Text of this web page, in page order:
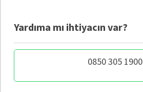
Yardıma mı ihtiyacın var?
0850 305 1900